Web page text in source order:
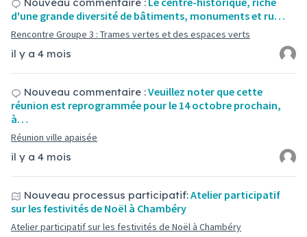
il y a 4 mois
d'une grande diversité de bâtiments, monuments et ru…
Rencontre Groupe 3 : Trames vertes et des espaces verts
il y a 4 mois
Nouveau commentaire :Veuillez noter que cette
réunion est reprogrammée pour le 14 octobre prochain,
à…
Réunion ville apaisée
Nouveau processus participatif:Atelier participatif
sur les festivités de Noël à Chambéry
Atelier participatif sur les festivités de Noël à Chambéry